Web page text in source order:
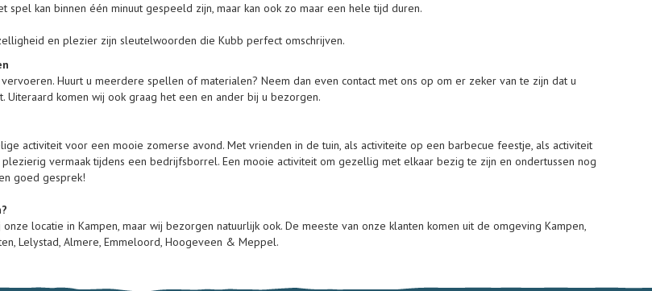
spel kan binnen één minuut gespeeld zijn, maar kan ook zo maar een hele tijd duren.
en plezier zijn sleutelwoorden die Kubb perfect omschrijven.
Huurt u meerdere spellen of materialen? Neem dan even contact met ons op om er zeker van te zijn dat u
Uiteraard komen wij ook graag het een en ander bij u bezorgen.
activiteit voor een mooie zomerse avond. Met vrienden in de tuin, als activiteite op een barbecue feestje, als activiteit
vermaak tijdens een bedrijfsborrel. Een mooie activiteit om gezellig met elkaar bezig te zijn en ondertussen nog
goed gesprek!
locatie in Kampen, maar wij bezorgen natuurlijk ook. De meeste van onze klanten komen uit de omgeving Kampen,
Lelystad, Almere, Emmeloord, Hoogeveen & Meppel.